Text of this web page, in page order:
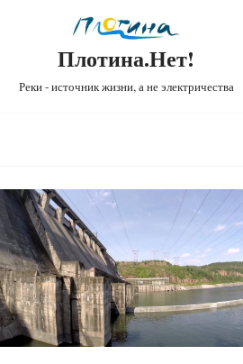
Плотина.Нет!
Реки - источник жизни, а не электричества